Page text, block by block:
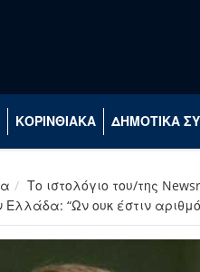
ΚΟΡΙΝΘΙΑΚΑ ΔΗΜΟΤΙΚΑ
Το ιστολόγιο του/της
“Ων ουκ έστιν